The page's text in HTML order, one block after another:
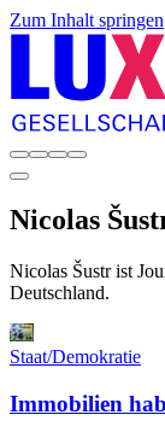
Zum Inhalt springen
Nicolas
Nicolas Šustr ist
Deutschland.
Staat/Demokratie
Immobilien